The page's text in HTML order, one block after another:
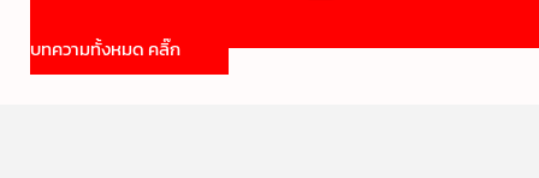
บทความทั้งหมด คลิ๊ก